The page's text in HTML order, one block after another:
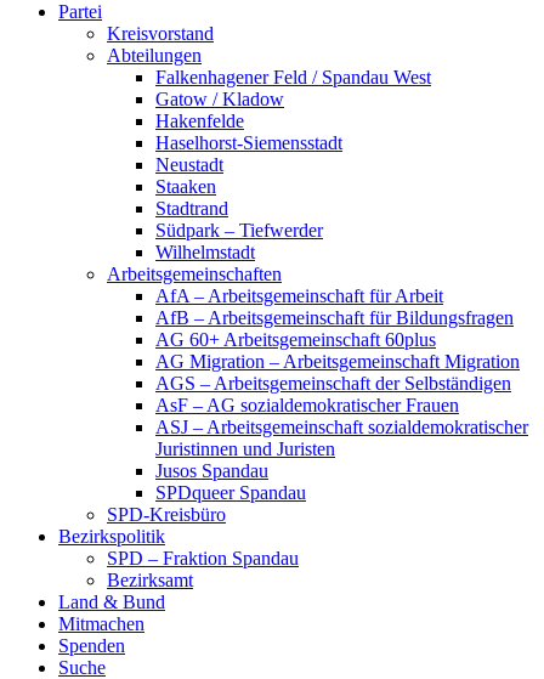
Partei
Kreisvorstand
Abteilungen
Falkenhagener Feld / Spandau West
Gatow / Kladow
Hakenfelde
Haselhorst-Siemensstadt
Neustadt
Staaken
Stadtrand
Südpark – Tiefwerder
Wilhelmstadt
Arbeitsgemeinschaften
AfA – Arbeitsgemeinschaft für Arbeit
AfB – Arbeitsgemeinschaft für Bildungsfragen
AG 60+ Arbeitsgemeinschaft 60plus
AG Migration – Arbeitsgemeinschaft Migration
AGS – Arbeitsgemeinschaft der Selbständigen
AsF – AG sozialdemokratischer Frauen
ASJ – Arbeitsgemeinschaft sozialdemokratischer
Juristinnen und Juristen
Jusos Spandau
SPDqueer Spandau
SPD-Kreisbüro
Bezirkspolitik
SPD – Fraktion Spandau
Bezirksamt
Land & Bund
Mitmachen
Spenden
Suche